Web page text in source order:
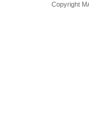
Copyright